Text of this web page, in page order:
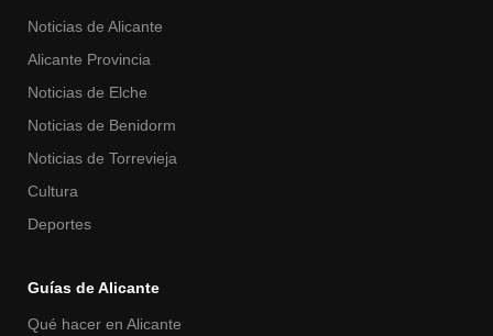
Noticias de Alicante
Alicante Provincia
Noticias de Elche
Noticias de Benidorm
Noticias de Torrevieja
Cultura
Deportes
Guías de Alicante
Qué hacer en Alicante